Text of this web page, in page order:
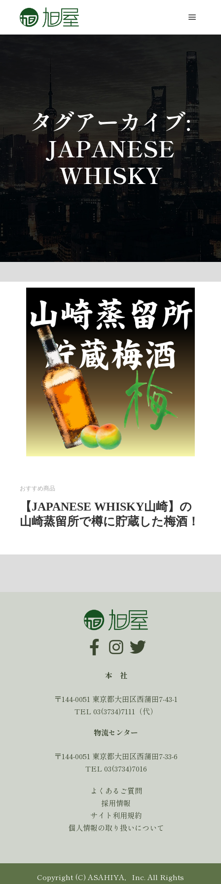
タグアーカイブ:
JAPANESE
WHISKY
おすすめ商品
【JAPANESE WHISKY山崎】の
山崎蒸留所で樽に貯蔵した梅酒！
本 社
〒144-0051 東京都大田区西蒲田7-43-1
TEL 03(3734)7111（代）
物流センター
〒144-0051 東京都大田区西蒲田7-33-6
TEL 03(3734)7016
よくあるご質問
採用情報
サイト利用規約
個人情報の取り扱いについて
Copyright (C) ASAHIYA，Inc. All Rights